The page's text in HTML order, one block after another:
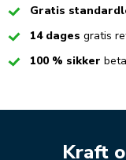
Checked
Gratis
Checked14 dages gratis
Checked100 % sikker
Kraft